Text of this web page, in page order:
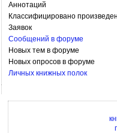
Аннотаций
Классифицировано
Заявок
Сообщений в форуме
Новых тем в форуме
Новых опросов в форуме
Личных книжных полок